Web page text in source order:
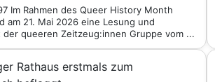
Im Rahmen des Queer History Month
am 21. Mai 2026 eine Lesung und
der queeren Zeitzeug:innen Gruppe vom ...